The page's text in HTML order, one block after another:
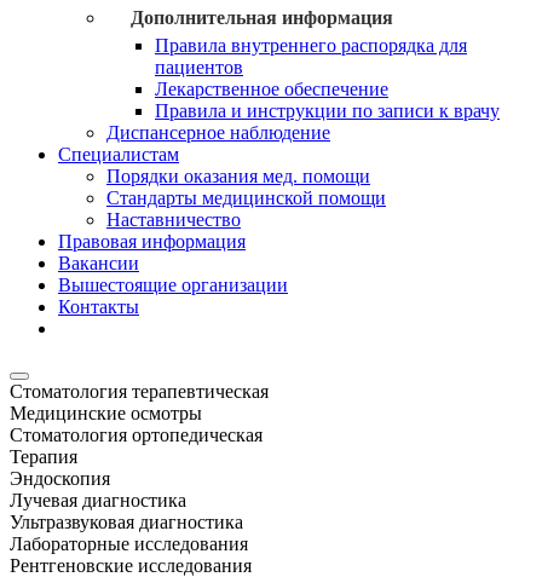
Дополнительная информация
Правила внутреннего распорядка для
пациентов
Лекарственное обеспечение
Правила и инструкции по записи к врачу
Диспансерное наблюдение
Специалистам
Порядки оказания мед. помощи
Стандарты медицинской помощи
Наставничество
Правовая информация
Вакансии
Вышестоящие организации
Контакты
Стоматология терапевтическая
Медицинские осмотры
Стоматология ортопедическая
Терапия
Эндоскопия
Лучевая диагностика
Ультразвуковая диагностика
Лабораторные исследования
Рентгеновские исследования